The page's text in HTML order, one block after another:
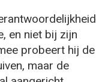
en niet bij zijn
probeert hij de
maar de